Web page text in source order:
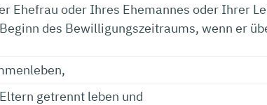
Ehefrau oder Ihres Ehemannes oder Ihrer
des Bewilligungszeitraums, wenn er
getrennt leben und